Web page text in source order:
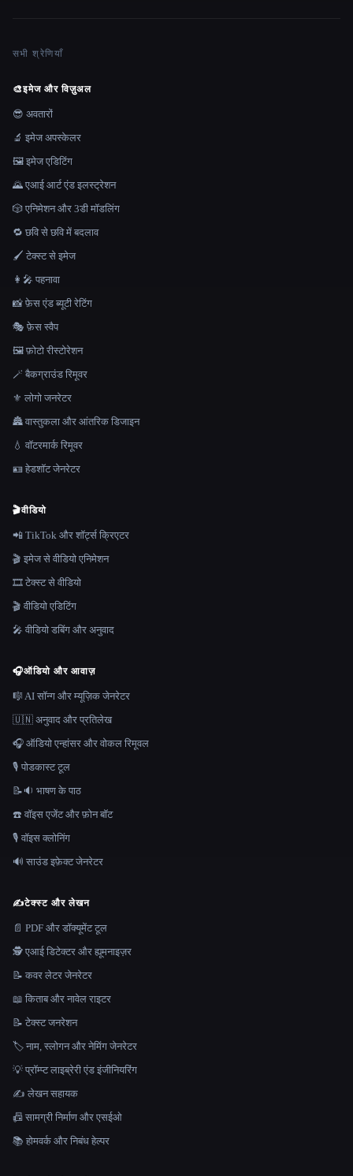
सभी श्रेणियाँ
🎨इमेज और विज़ुअल
😎 अवतारों
🔬 इमेज अपस्केलर
🖼️ इमेज एडिटिंग
🌄 एआई आर्ट एंड इलस्ट्रेशन
🎲 एनिमेशन और 3डी मॉडलिंग
🔁 छवि से छवि में बदलाव
🖌️ टेक्स्ट से इमेज
👩‍🎤 पहनावा
📸 फ़ेस एंड ब्यूटी रेटिंग
🎭 फ़ेस स्वैप
🖼️ फ़ोटो रीस्टोरेशन
🪄 बैकग्राउंड रिमूवर
⚜️ लोगो जनरेटर
🏯 वास्तुकला और आंतरिक डिजाइन
💧 वॉटरमार्क रिमूवर
🪪 हेडशॉट जेनरेटर
🎬वीडियो
📲 TikTok और शॉर्ट्स क्रिएटर
🎬 इमेज से वीडियो एनिमेशन
🎞️ टेक्स्ट से वीडियो
🎬 वीडियो एडिटिंग
🎤 वीडियो डबिंग और अनुवाद
🎧ऑडियो और आवाज़
🎼 AI सॉन्ग और म्यूज़िक जेनरेटर
🇺🇳 अनुवाद और प्रतिलेख
🎧 ऑडियो एन्हांसर और वोकल रिमूवल
🎙️ पोडकास्ट टूल
📝🔉 भाषण के पाठ
☎️ वॉइस एजेंट और फ़ोन बॉट
🎙️ वॉइस क्लोनिंग
🔊 साउंड इफ़ेक्ट जेनरेटर
✍️टेक्स्ट और लेखन
📄 PDF और डॉक्यूमेंट टूल
🕵️ एआई डिटेक्टर और ह्यूमनाइज़र
📝 कवर लेटर जेनरेटर
📖 किताब और नावेल राइटर
📝 टेक्स्ट जनरेशन
🏷️ नाम, स्लोगन और नेमिंग जेनरेटर
💡 प्रॉम्प्ट लाइब्रेरी एंड इंजीनियरिंग
✍️ लेखन सहायक
📠 सामग्री निर्माण और एसईओ
📚 होमवर्क और निबंध हेल्पर